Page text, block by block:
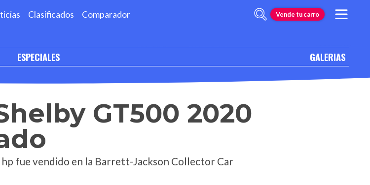
Clasificados Comparador Vende tu carro
ESPECIALES GALERIAS
GT500 2020
fue vendido en la Barrett-Jackson Collector Car